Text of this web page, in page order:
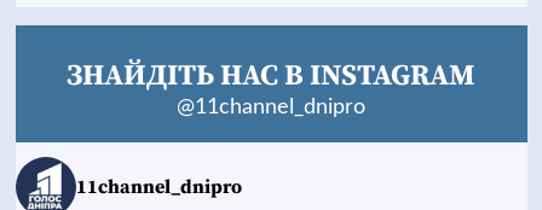
ЗНАЙДІТЬ НАС В INSTAGRAM
@11channel_dnipro
11channel_dnipro